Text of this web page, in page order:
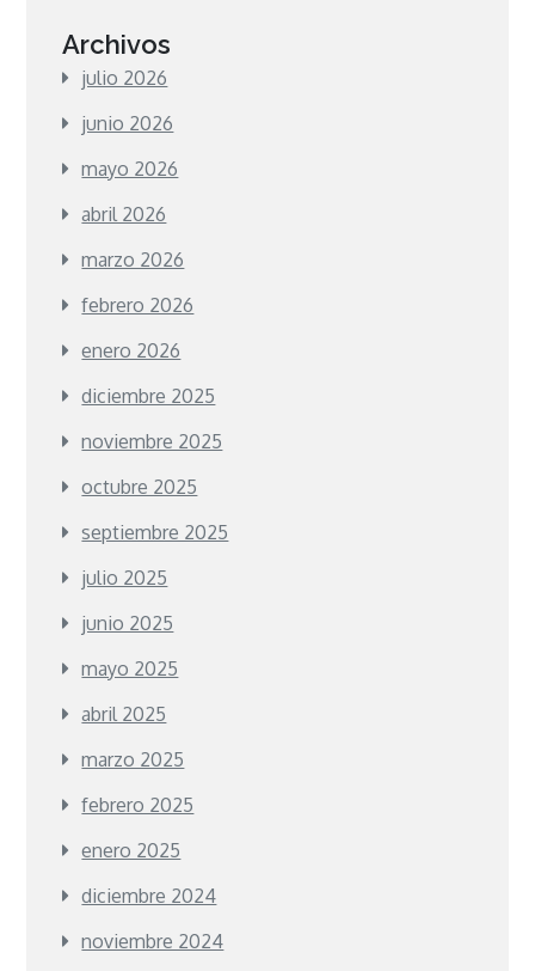
Archivos
julio 2026
junio 2026
mayo 2026
abril 2026
marzo 2026
febrero 2026
enero 2026
diciembre 2025
noviembre 2025
octubre 2025
septiembre 2025
julio 2025
junio 2025
mayo 2025
abril 2025
marzo 2025
febrero 2025
enero 2025
diciembre 2024
noviembre 2024